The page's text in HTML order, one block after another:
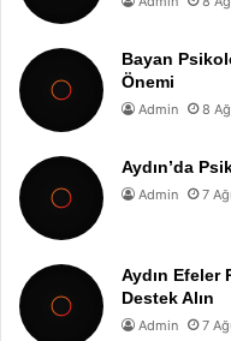
Bayan
Önemi
Admin 8
Aydın’da
Admin 7
Aydın Efeler
Destek Alın
Admin 7